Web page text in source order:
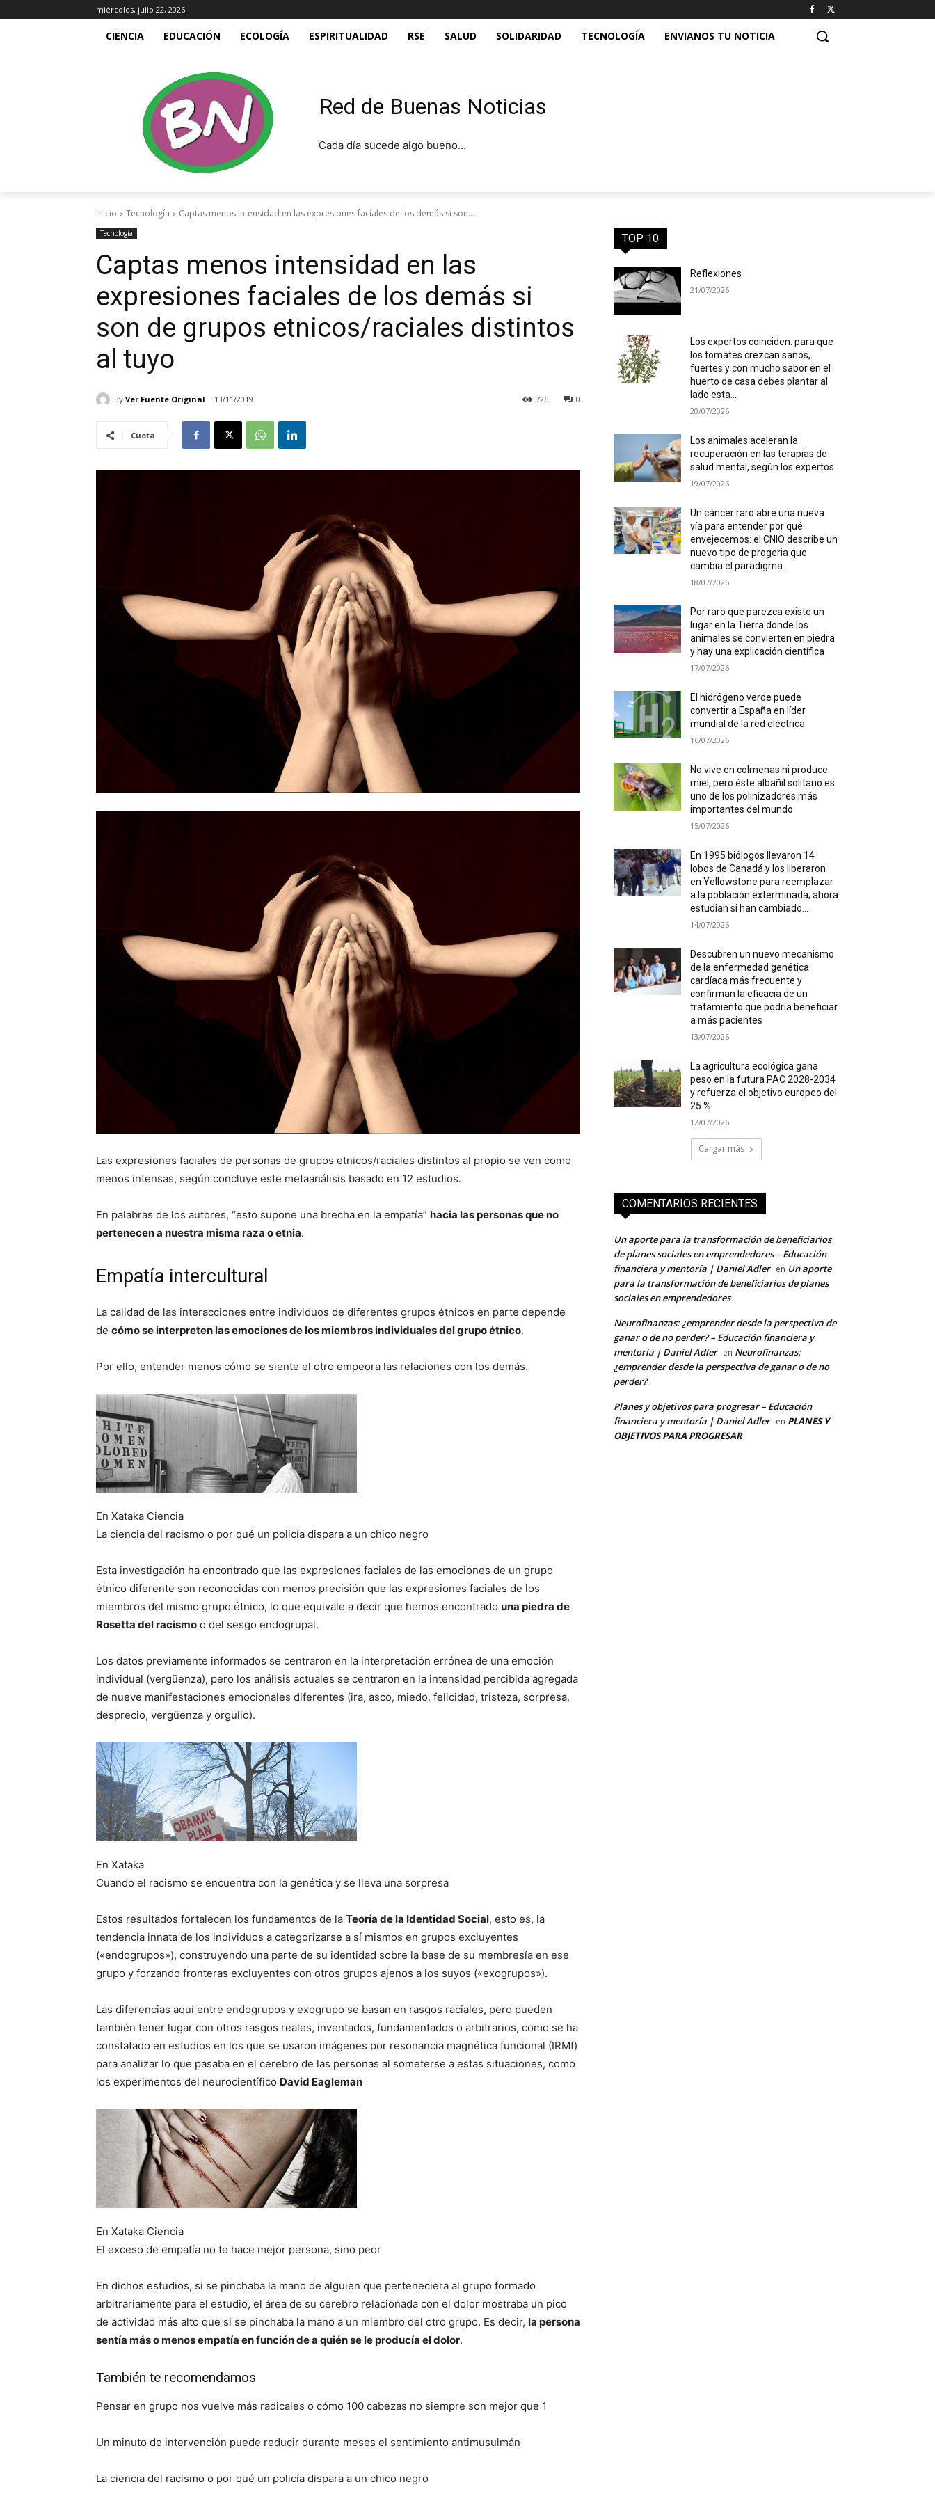
miércoles, julio 22, 2026
CIENCIA EDUCACIÓN ECOLOGÍA ESPIRITUALIDAD RSE SALUD SOLIDARIDAD TECNOLOGÍA ENVIANOS TU NOTICIA
Red de Buenas Noticias
Cada día sucede algo bueno...
Inicio Tecnología Captas menos intensidad en las expresiones faciales de los demás si son...
Tecnología
Captas menos intensidad en las
expresiones faciales de los demás si
son de grupos etnicos/raciales distintos
al tuyo
By Ver Fuente Original 13/11/2019 0
726
Cuota
Las expresiones faciales de personas de grupos etnicos/raciales distintos al propio se ven como
menos intensas, según concluye este metaanálisis basado en 12 estudios.
En palabras de los autores, “esto supone una brecha en la empatía” hacia las personas que no
pertenecen a nuestra misma raza o etnia.
Empatía intercultural
La calidad de las interacciones entre individuos de diferentes grupos étnicos en parte depende
de cómo se interpreten las emociones de los miembros individuales del grupo étnico.
Por ello, entender menos cómo se siente el otro empeora las relaciones con los demás.
En Xataka Ciencia
La ciencia del racismo o por qué un policía dispara a un chico negro
Esta investigación ha encontrado que las expresiones faciales de las emociones de un grupo
étnico diferente son reconocidas con menos precisión que las expresiones faciales de los
miembros del mismo grupo étnico, lo que equivale a decir que hemos encontrado una piedra de
Rosetta del racismo o del sesgo endogrupal.
Los datos previamente informados se centraron en la interpretación errónea de una emoción
individual (vergüenza), pero los análisis actuales se centraron en la intensidad percibida agregada
de nueve manifestaciones emocionales diferentes (ira, asco, miedo, felicidad, tristeza, sorpresa,
desprecio, vergüenza y orgullo).
En Xataka
Cuando el racismo se encuentra con la genética y se lleva una sorpresa
Estos resultados fortalecen los fundamentos de la Teoría de la Identidad Social, esto es, la
tendencia innata de los individuos a categorizarse a sí mismos en grupos excluyentes
(«endogrupos»), construyendo una parte de su identidad sobre la base de su membresía en ese
grupo y forzando fronteras excluyentes con otros grupos ajenos a los suyos («exogrupos»).
Las diferencias aquí entre endogrupos y exogrupo se basan en rasgos raciales, pero pueden
también tener lugar con otros rasgos reales, inventados, fundamentados o arbitrarios, como se ha
constatado en estudios en los que se usaron imágenes por resonancia magnética funcional (IRMf)
para analizar lo que pasaba en el cerebro de las personas al someterse a estas situaciones, como
los experimentos del neurocientífico David Eagleman
En Xataka Ciencia
El exceso de empatía no te hace mejor persona, sino peor
En dichos estudios, si se pinchaba la mano de alguien que perteneciera al grupo formado
arbitrariamente para el estudio, el área de su cerebro relacionada con el dolor mostraba un pico
de actividad más alto que si se pinchaba la mano a un miembro del otro grupo. Es decir, la persona
sentía más o menos empatía en función de a quién se le producía el dolor.
También te recomendamos
Pensar en grupo nos vuelve más radicales o cómo 100 cabezas no siempre son mejor que 1
Un minuto de intervención puede reducir durante meses el sentimiento antimusulmán
La ciencia del racismo o por qué un policía dispara a un chico negro
TOP 10
Reflexiones
21/07/2026
Los expertos coinciden: para que
los tomates crezcan sanos,
fuertes y con mucho sabor en el
huerto de casa debes plantar al
lado esta...
20/07/2026
Los animales aceleran la
recuperación en las terapias de
salud mental, según los expertos
19/07/2026
Un cáncer raro abre una nueva
vía para entender por qué
envejecemos: el CNIO describe un
nuevo tipo de progeria que
cambia el paradigma...
18/07/2026
Por raro que parezca existe un
lugar en la Tierra donde los
animales se convierten en piedra
y hay una explicación científica
17/07/2026
El hidrógeno verde puede
convertir a España en líder
mundial de la red eléctrica
16/07/2026
No vive en colmenas ni produce
miel, pero éste albañil solitario es
uno de los polinizadores más
importantes del mundo
15/07/2026
En 1995 biólogos llevaron 14
lobos de Canadá y los liberaron
en Yellowstone para reemplazar
a la población exterminada; ahora
estudian si han cambiado...
14/07/2026
Descubren un nuevo mecanismo
de la enfermedad genética
cardíaca más frecuente y
confirman la eficacia de un
tratamiento que podría beneficiar
a más pacientes
13/07/2026
La agricultura ecológica gana
peso en la futura PAC 2028-2034
y refuerza el objetivo europeo del
25 %
12/07/2026
Cargar más
COMENTARIOS RECIENTES
Un aporte para la transformación de beneficiarios
de planes sociales en emprendedores – Educación
financiera y mentoría | Daniel Adler en Un aporte
para la transformación de beneficiarios de planes
sociales en emprendedores
Neurofinanzas: ¿emprender desde la perspectiva de
ganar o de no perder? – Educación financiera y
mentoría | Daniel Adler en Neurofinanzas:
¿emprender desde la perspectiva de ganar o de no
perder?
Planes y objetivos para progresar – Educación
financiera y mentoría | Daniel Adler en PLANES Y
OBJETIVOS PARA PROGRESAR